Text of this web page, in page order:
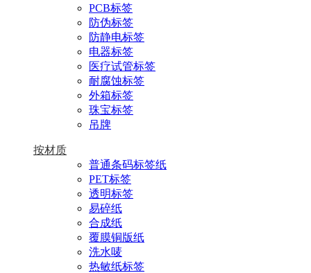
PCB标签
防伪标签
防静电标签
电器标签
医疗试管标签
耐腐蚀标签
外箱标签
珠宝标签
吊牌
按材质
普通条码标签纸
PET标签
透明标签
易碎纸
合成纸
覆膜铜版纸
洗水唛
热敏纸标签